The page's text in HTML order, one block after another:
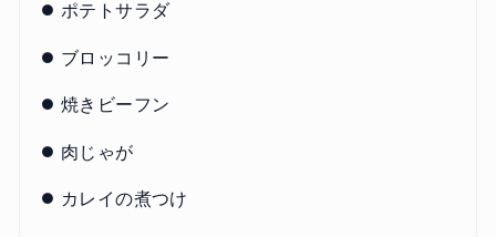
ポテトサラダ
ブロッコリー
焼きビーフン
肉じゃが
カレイの煮つけ